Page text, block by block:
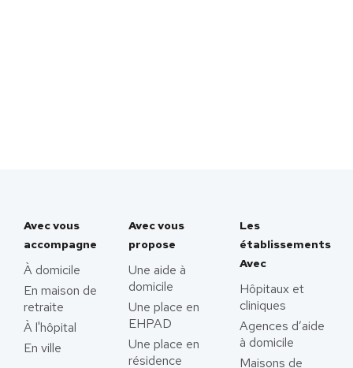
Avec vous
accompagne
À domicile
En maison de
retraite
À l'hôpital
En ville
Avec vous
propose
Une aide à
domicile
Une place en
EHPAD
Une place en
résidence
Les
établissements
Avec
Hôpitaux et
cliniques
Agences d’aide
à domicile
Maisons de